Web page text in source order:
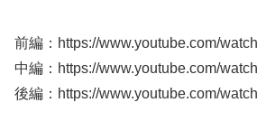
前編：https://www.youtube.com/
中編：https://www.youtube.com/
後編：https://www.youtube.com/